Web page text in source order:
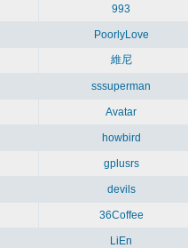
993
PoorlyLove
維尼
sssuperman
Avatar
howbird
gplusrs
devils
36Coffee
LiEn